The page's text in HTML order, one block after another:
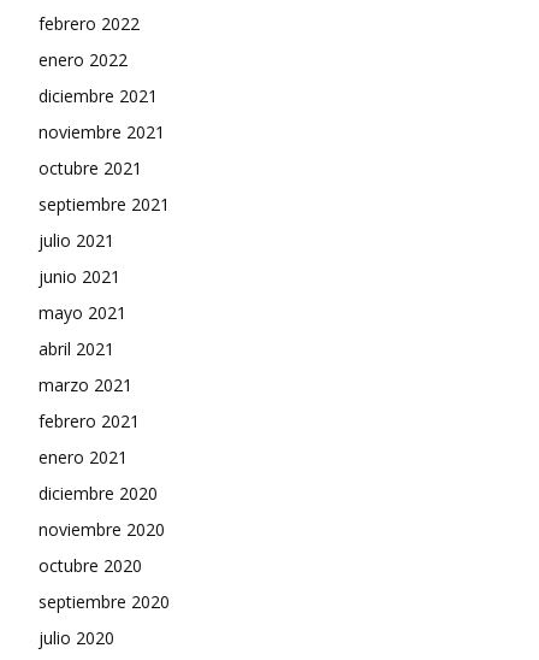
febrero 2022
enero 2022
diciembre 2021
noviembre 2021
octubre 2021
septiembre 2021
julio 2021
junio 2021
mayo 2021
abril 2021
marzo 2021
febrero 2021
enero 2021
diciembre 2020
noviembre 2020
octubre 2020
septiembre 2020
julio 2020